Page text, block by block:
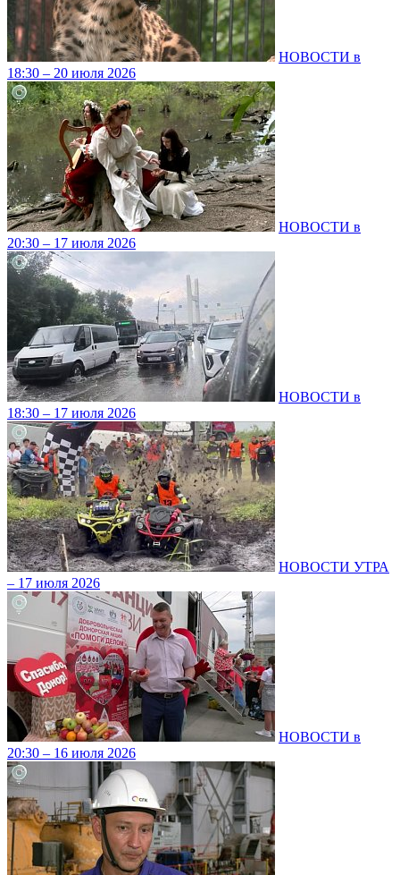
НОВОСТИ в
18:30 – 20 июля 2026
НОВОСТИ в
20:30 – 17 июля 2026
НОВОСТИ в
18:30 – 17 июля 2026
НОВОСТИ УТРА
– 17 июля 2026
НОВОСТИ в
20:30 – 16 июля 2026